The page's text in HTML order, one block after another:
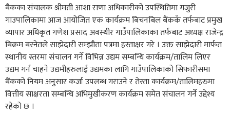
बैकका संचालक श्रीमती आशा राणा अधिकारीको उपस्थितिमा गजुरी
गाउपालिकामा आज आयोजित एक कार्यक्रम बिचनबिल बैंककँ तर्फबाट प्रमुख
व्यापार अधिकृत गणेश प्रसाद अवस्थीर गाउँपालिकाका तर्फबाट अध्यक्ष राजेन्द्र
बिक्रम बस्नेतले साझेदारी सम्झौता पत्रमा हस्ताक्षर गरे । उक्त साझेदारी मार्फत
स्थानीय स्तरमा संचालन गर्ने विभिन्न उद्यम सम्बन्धि कार्यक्रम/तालिम लिएर
उद्यम गर्न चाहने उद्यमीहरुलाई उद्यमका लागि गाउँपालिकाको सिफारीसमा
बैंकको नियम अनुसार कर्जा उपलब्ध गराउने र तेस्ता कार्यक्रम/तालिमहरुमा
वित्तीय साक्षरता सम्बन्धि अभिमुखीकरण कार्यक्रम समेत संचालन गर्ने उद्देश्य
रहेको छ ।